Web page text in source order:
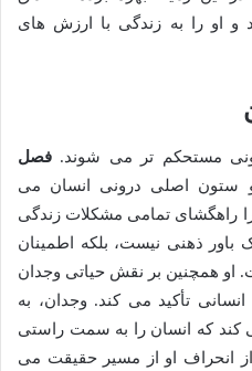
و او را به زندگی با ارزش های
مستحکم تر می شوند. فصل
ستون اصلی درونی انسان می
را راهگشای تمامی مشکلات زندگی
باور ذهنی نیست، بلکه اطمینان
او همچنین بر نقش حیاتی وجدان
تأکید می کند. وجدان، به
کند که انسان را به سمت راستی
انحراف او از مسیر حقیقت می